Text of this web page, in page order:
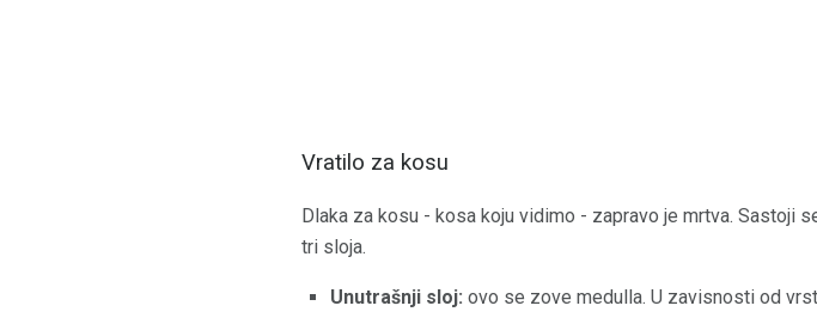
Vratilo za kosu
Dlaka za kosu - kosa koju vidimo - zapravo je mrtva. Sastoji
tri sloja.
Unutrašnji sloj: ovo se zove medulla. U zavisnosti od